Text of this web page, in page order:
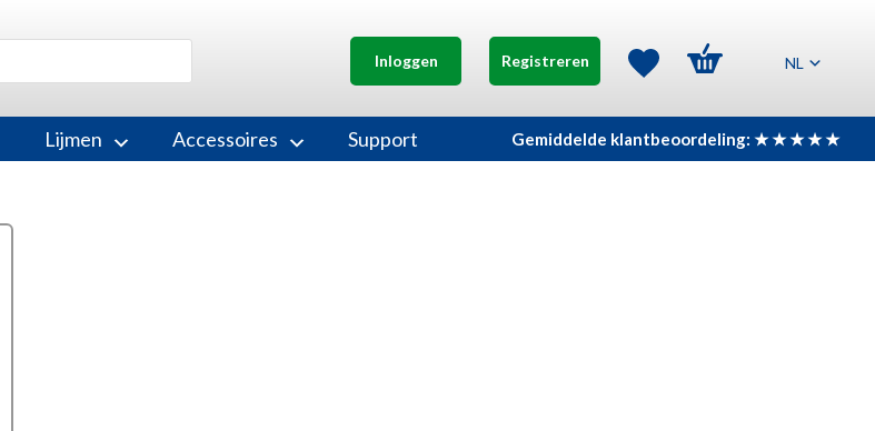
Inloggen Registreren NL
Lijmen Accessoires Support Gemiddelde klantbeoordeling: ★ ★ ★ ★ ★